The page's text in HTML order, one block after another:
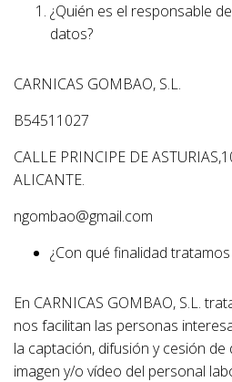
¿Quién es el responsable
datos?
CARNICAS GOMBAO, S.L.
B54511027
CALLE PRINCIPE DE
ALICANTE.
ngombao@gmail.com
¿Con qué finalidad
En CARNICAS GOMBAO, S.L.
nos facilitan las personas
la captación, difusión y cesión
imagen y/o vídeo del personal